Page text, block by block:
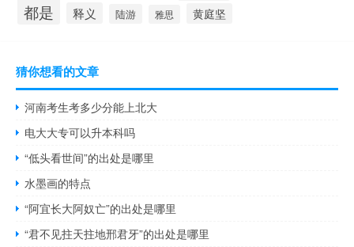
都是 释义 陆游 雅思 黄庭坚
猜你想看的文章
河南考生考多少分能上北大
电大大专可以升本科吗
“低头看世间”的出处是哪里
水墨画的特点
“阿宜长大阿奴亡”的出处是哪里
“君不见拄天拄地邢君牙”的出处是哪里